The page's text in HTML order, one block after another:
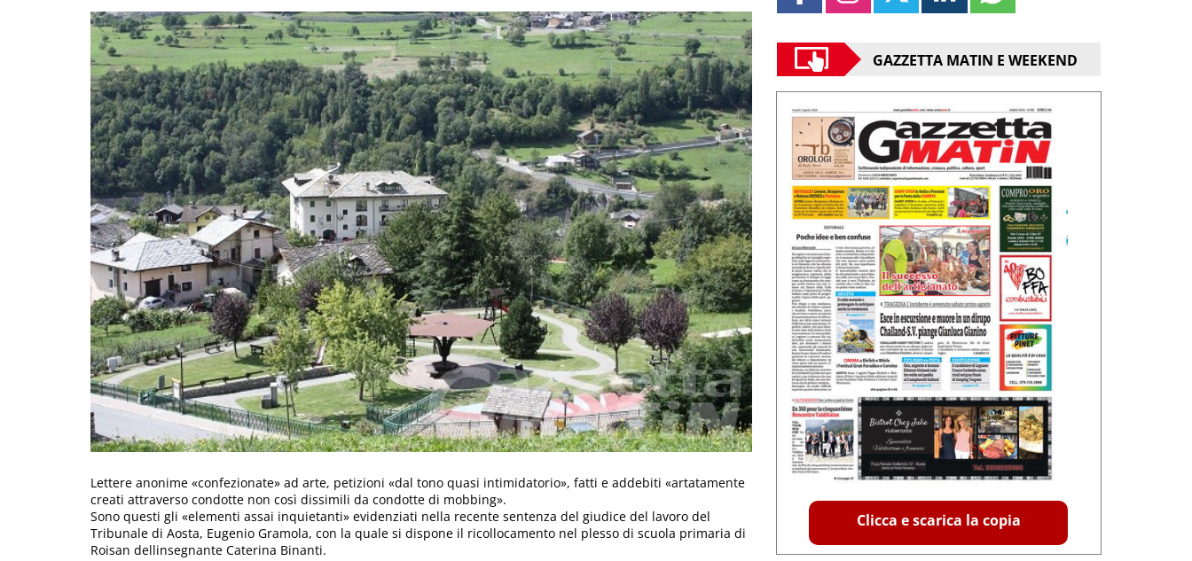
Lettere anonime «confezionate» ad arte, petizioni «dal tono quasi intimidatorio», fatti e addebiti «artatamente
creati attraverso condotte non così dissimili da condotte di mobbing».
Sono questi gli «elementi assai inquietanti» evidenziati nella recente sentenza del giudice del lavoro del
Tribunale di Aosta, Eugenio Gramola, con la quale si dispone il ricollocamento nel plesso di scuola primaria di
Roisan dellinsegnante Caterina Binanti.
GAZZETTA MATIN E WEEKEND
Clicca e scarica la copia